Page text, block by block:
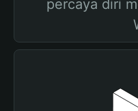
percaya diri